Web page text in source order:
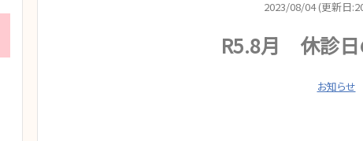
2023/08/04 (更新日
R5.8月 休診日
お知らせ